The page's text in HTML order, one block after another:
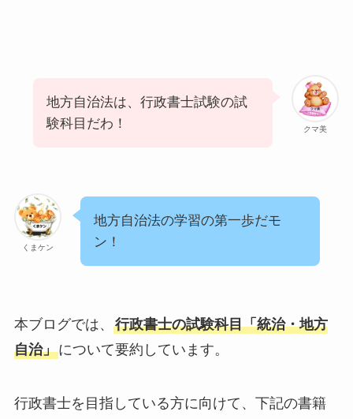
クマ美
地方自治法は、行政書士試験の試
験科目だわ！
くまケン
地方自治法の学習の第一歩だモ
ン！
本ブログでは、 行政書士の試験科目「統治・地方
自治」について要約しています。
行政書士を目指している方に向けて、下記の書籍